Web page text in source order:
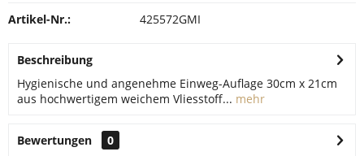
Artikel-Nr.: 425572GMI
Beschreibung
Hygienische und angenehme Einweg-Auflage 30cm x 21cm
aus hochwertigem weichem Vliesstoff... mehr
Bewertungen
0